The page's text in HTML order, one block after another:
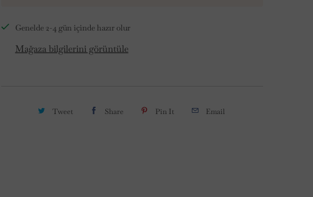
Genelde 2-4 gün içinde hazır olur
Mağaza bilgilerini görüntüle
Tweet Share Pin It Email